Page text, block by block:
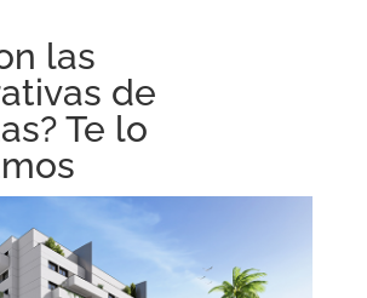
las
de
Te lo